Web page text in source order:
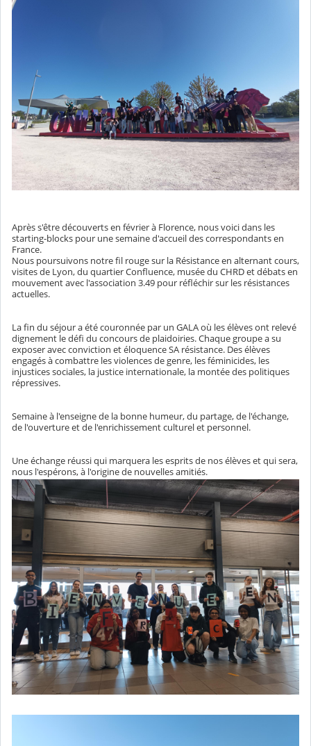
Après s'être découverts en février à Florence, nous voici dans les
starting-blocks pour une semaine d'accueil des correspondants en
France.
Nous poursuivons notre fil rouge sur la Résistance en alternant cours,
visites de Lyon, du quartier Confluence, musée du CHRD et débats en
mouvement avec l'association 3.49 pour réfléchir sur les résistances
actuelles.
La fin du séjour a été couronnée par un GALA où les élèves ont relevé
dignement le défi du concours de plaidoiries. Chaque groupe a su
exposer avec conviction et éloquence SA résistance. Des élèves
engagés à combattre les violences de genre, les féminicides, les
injustices sociales, la justice internationale, la montée des politiques
répressives.
Semaine à l'enseigne de la bonne humeur, du partage, de l'échange,
de l'ouverture et de l'enrichissement culturel et personnel.
Une échange réussi qui marquera les esprits de nos élèves et qui sera,
nous l'espérons, à l'origine de nouvelles amitiés.